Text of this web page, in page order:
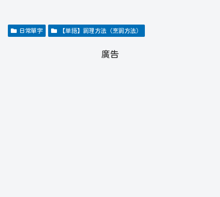
少都有所幫助。
日常單字 【単語】調理方法（烹調方法）
廣告